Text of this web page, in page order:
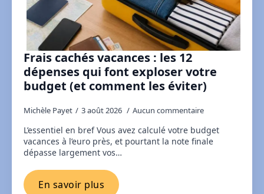
Frais cachés vacances : les 12
dépenses qui font exploser votre
budget (et comment les éviter)
Michèle Payet 3 août 2026 Aucun commentaire
L’essentiel en bref Vous avez calculé votre budget
vacances à l’euro près, et pourtant la note finale
dépasse largement vos…
En savoir plus